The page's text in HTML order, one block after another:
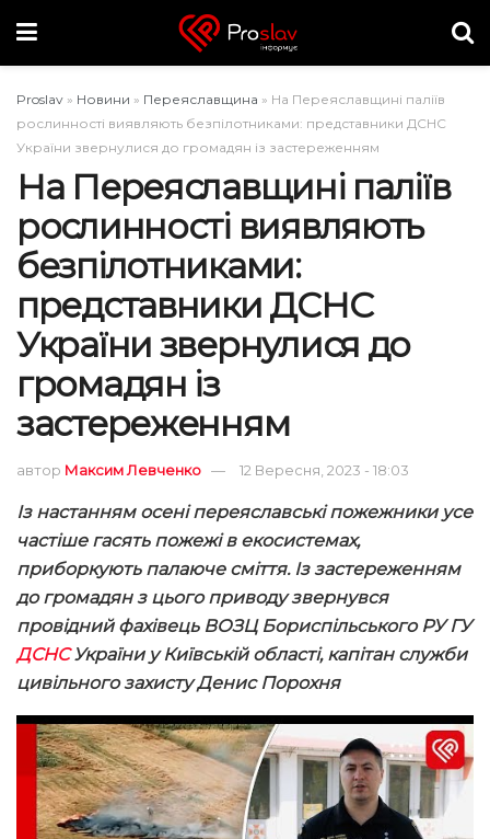
Proslav » Новини » Переяславщина » На Переяславщині паліїв
рослинності виявляють безпілотниками: представники ДСНС
України звернулися до громадян із застереженням
На Переяславщині паліїв
рослинності виявляють
безпілотниками:
представники ДСНС
України звернулися до
громадян із
застереженням
автор Максим Левченко 12 Вересня, 2023 - 18:03
Із настанням осені переяславські пожежники усе
частіше гасять пожежі в екосистемах,
приборкують палаюче сміття. Із застереженням
до громадян з цього приводу звернувся
провідний фахівець ВОЗЦ Бориспільського РУ ГУ
ДСНСУкраїни у Київській області, капітан служби
цивільного захисту Денис Порохня